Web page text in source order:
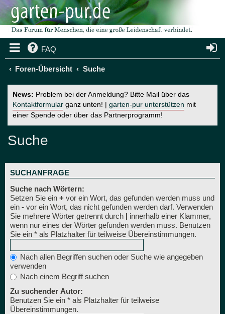
FAQ
Foren-Übersicht Suche
News: Problem bei der Anmeldung? Bitte Mail über das
Kontaktformular ganz unten! | garten-pur unterstützen mit
einer Spende oder über das Partnerprogramm!
Suche
SUCHANFRAGE
Suche nach Wörtern:
Setzen Sie ein + vor ein Wort, das gefunden werden muss und
ein - vor ein Wort, das nicht gefunden werden darf. Verwenden
Sie mehrere Wörter getrennt durch | innerhalb einer Klammer,
wenn nur eines der Wörter gefunden werden muss. Benutzen
Sie ein * als Platzhalter für teilweise Übereinstimmungen.
Nach allen Begriffen suchen oder Suche wie angegeben
verwenden
Nach einem Begriff suchen
Zu suchender Autor:
Benutzen Sie ein * als Platzhalter für teilweise
Übereinstimmungen.